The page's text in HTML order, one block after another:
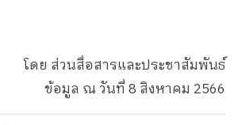
โดย ส่วนสื่อสารและประชาสัมพันธ์
ข้อมูล ณ วันที่ 8 สิงหาคม 2566